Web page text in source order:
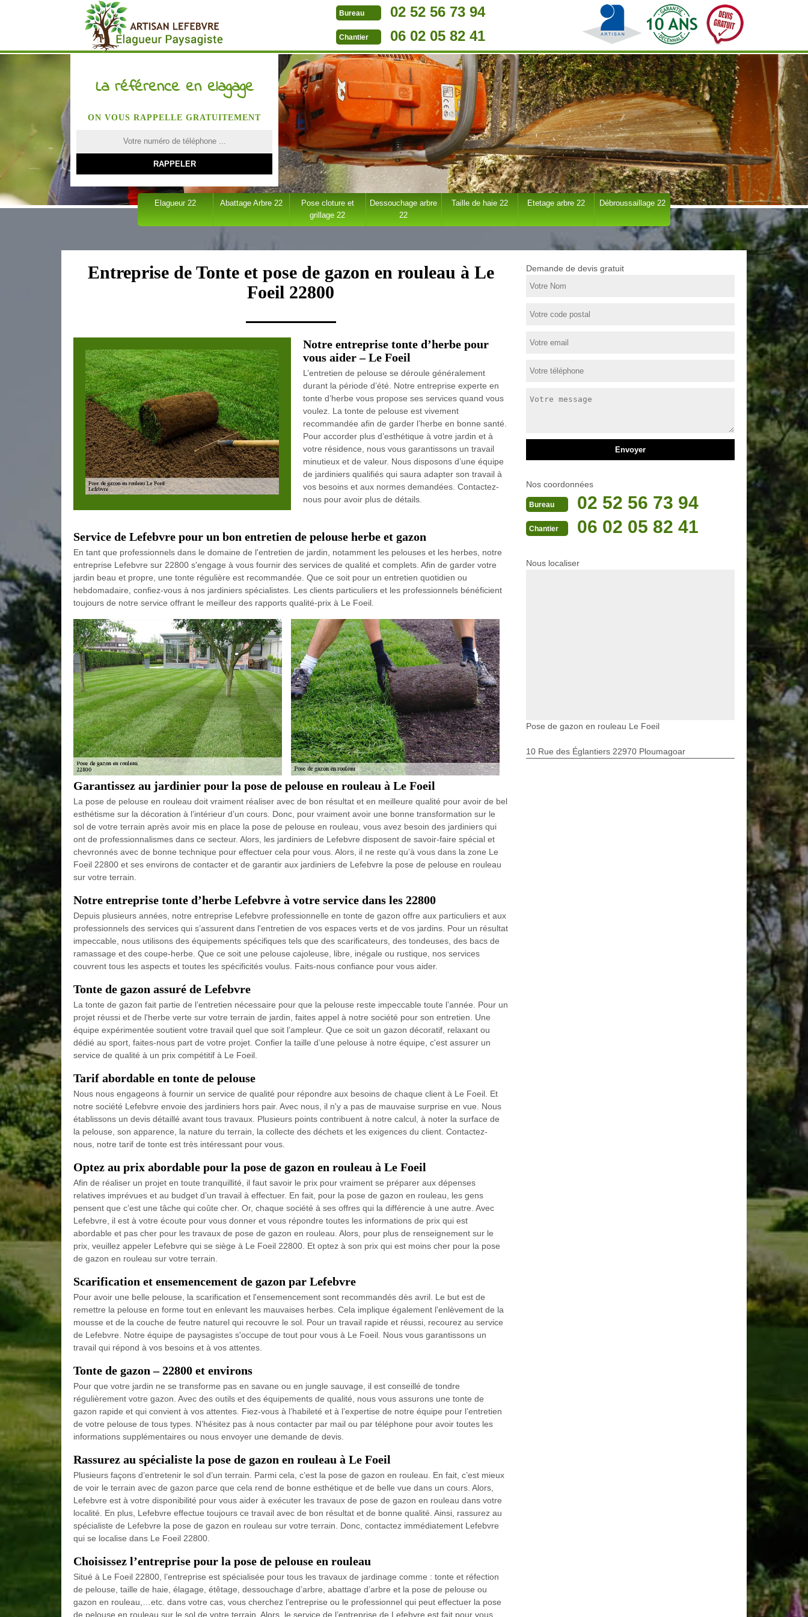
Bureau 02 52 56 73 94
Chantier 06 02 05 82 41
La référence en elagage
ON VOUS RAPPELLE GRATUITEMENT
Elagueur 22 Abattage Arbre 22
Pose cloture et
grillage 22
Dessouchage arbre
22
Taille de haie 22 Etetage arbre 22 Débroussaillage 22
Entreprise de Tonte et pose de gazon en rouleau à Le
Foeil 22800
Notre entreprise tonte d’herbe pour
vous aider – Le Foeil
L’entretien de pelouse se déroule généralement
durant la période d’été. Notre entreprise experte en
tonte d’herbe vous propose ses services quand vous
voulez. La tonte de pelouse est vivement
recommandée afin de garder l’herbe en bonne santé.
Pour accorder plus d’esthétique à votre jardin et à
votre résidence, nous vous garantissons un travail
minutieux et de valeur. Nous disposons d’une équipe
de jardiniers qualifiés qui saura adapter son travail à
vos besoins et aux normes demandées. Contactez-
nous pour avoir plus de détails.
Service de Lefebvre pour un bon entretien de pelouse herbe et gazon
En tant que professionnels dans le domaine de l'entretien de jardin, notamment les pelouses et les herbes, notre
entreprise Lefebvre sur 22800 s'engage à vous fournir des services de qualité et complets. Afin de garder votre
jardin beau et propre, une tonte régulière est recommandée. Que ce soit pour un entretien quotidien ou
hebdomadaire, confiez-vous à nos jardiniers spécialistes. Les clients particuliers et les professionnels bénéficient
toujours de notre service offrant le meilleur des rapports qualité-prix à Le Foeil.
Garantissez au jardinier pour la pose de pelouse en rouleau à Le Foeil
La pose de pelouse en rouleau doit vraiment réaliser avec de bon résultat et en meilleure qualité pour avoir de bel
esthétisme sur la décoration à l’intérieur d’un cours. Donc, pour vraiment avoir une bonne transformation sur le
sol de votre terrain après avoir mis en place la pose de pelouse en rouleau, vous avez besoin des jardiniers qui
ont de professionnalismes dans ce secteur. Alors, les jardiniers de Lefebvre disposent de savoir-faire spécial et
chevronnés avec de bonne technique pour effectuer cela pour vous. Alors, il ne reste qu’à vous dans la zone Le
Foeil 22800 et ses environs de contacter et de garantir aux jardiniers de Lefebvre la pose de pelouse en rouleau
sur votre terrain.
Notre entreprise tonte d’herbe Lefebvre à votre service dans les 22800
Depuis plusieurs années, notre entreprise Lefebvre professionnelle en tonte de gazon offre aux particuliers et aux
professionnels des services qui s’assurent dans l'entretien de vos espaces verts et de vos jardins. Pour un résultat
impeccable, nous utilisons des équipements spécifiques tels que des scarificateurs, des tondeuses, des bacs de
ramassage et des coupe-herbe. Que ce soit une pelouse cajoleuse, libre, inégale ou rustique, nos services
couvrent tous les aspects et toutes les spécificités voulus. Faits-nous confiance pour vous aider.
Tonte de gazon assuré de Lefebvre
La tonte de gazon fait partie de l’entretien nécessaire pour que la pelouse reste impeccable toute l’année. Pour un
projet réussi et de l'herbe verte sur votre terrain de jardin, faites appel à notre société pour son entretien. Une
équipe expérimentée soutient votre travail quel que soit l’ampleur. Que ce soit un gazon décoratif, relaxant ou
dédié au sport, faites-nous part de votre projet. Confier la taille d’une pelouse à notre équipe, c'est assurer un
service de qualité à un prix compétitif à Le Foeil.
Tarif abordable en tonte de pelouse
Nous nous engageons à fournir un service de qualité pour répondre aux besoins de chaque client à Le Foeil. Et
notre société Lefebvre envoie des jardiniers hors pair. Avec nous, il n'y a pas de mauvaise surprise en vue. Nous
établissons un devis détaillé avant tous travaux. Plusieurs points contribuent à notre calcul, à noter la surface de
la pelouse, son apparence, la nature du terrain, la collecte des déchets et les exigences du client. Contactez-
nous, notre tarif de tonte est très intéressant pour vous.
Optez au prix abordable pour la pose de gazon en rouleau à Le Foeil
Afin de réaliser un projet en toute tranquillité, il faut savoir le prix pour vraiment se préparer aux dépenses
relatives imprévues et au budget d’un travail à effectuer. En fait, pour la pose de gazon en rouleau, les gens
pensent que c’est une tâche qui coûte cher. Or, chaque société à ses offres qui la différencie à une autre. Avec
Lefebvre, il est à votre écoute pour vous donner et vous répondre toutes les informations de prix qui est
abordable et pas cher pour les travaux de pose de gazon en rouleau. Alors, pour plus de renseignement sur le
prix, veuillez appeler Lefebvre qui se siège à Le Foeil 22800. Et optez à son prix qui est moins cher pour la pose
de gazon en rouleau sur votre terrain.
Scarification et ensemencement de gazon par Lefebvre
Pour avoir une belle pelouse, la scarification et l'ensemencement sont recommandés dès avril. Le but est de
remettre la pelouse en forme tout en enlevant les mauvaises herbes. Cela implique également l'enlèvement de la
mousse et de la couche de feutre naturel qui recouvre le sol. Pour un travail rapide et réussi, recourez au service
de Lefebvre. Notre équipe de paysagistes s'occupe de tout pour vous à Le Foeil. Nous vous garantissons un
travail qui répond à vos besoins et à vos attentes.
Tonte de gazon – 22800 et environs
Pour que votre jardin ne se transforme pas en savane ou en jungle sauvage, il est conseillé de tondre
régulièrement votre gazon. Avec des outils et des équipements de qualité, nous vous assurons une tonte de
gazon rapide et qui convient à vos attentes. Fiez-vous à l’habileté et à l’expertise de notre équipe pour l’entretien
de votre pelouse de tous types. N’hésitez pas à nous contacter par mail ou par téléphone pour avoir toutes les
informations supplémentaires ou nous envoyer une demande de devis.
Rassurez au spécialiste la pose de gazon en rouleau à Le Foeil
Plusieurs façons d’entretenir le sol d’un terrain. Parmi cela, c’est la pose de gazon en rouleau. En fait, c’est mieux
de voir le terrain avec de gazon parce que cela rend de bonne esthétique et de belle vue dans un cours. Alors,
Lefebvre est à votre disponibilité pour vous aider à exécuter les travaux de pose de gazon en rouleau dans votre
localité. En plus, Lefebvre effectue toujours ce travail avec de bon résultat et de bonne qualité. Ainsi, rassurez au
spécialiste de Lefebvre la pose de gazon en rouleau sur votre terrain. Donc, contactez immédiatement Lefebvre
qui se localise dans Le Foeil 22800.
Choisissez l’entreprise pour la pose de pelouse en rouleau
Situé à Le Foeil 22800, l’entreprise est spécialisée pour tous les travaux de jardinage comme : tonte et réfection
de pelouse, taille de haie, élagage, étêtage, dessouchage d’arbre, abattage d’arbre et la pose de pelouse ou
gazon en rouleau,…etc. dans votre cas, vous cherchez l’entreprise ou le professionnel qui peut effectuer la pose
de pelouse en rouleau sur le sol de votre terrain. Alors, le service de l’entreprise de Lefebvre est fait pour vous
Demande de devis gratuit
Nos coordonnées
Bureau 02 52 56 73 94
Chantier 06 02 05 82 41
Nous localiser
Pose de gazon en rouleau Le Foeil
10 Rue des Églantiers 22970 Ploumagoar